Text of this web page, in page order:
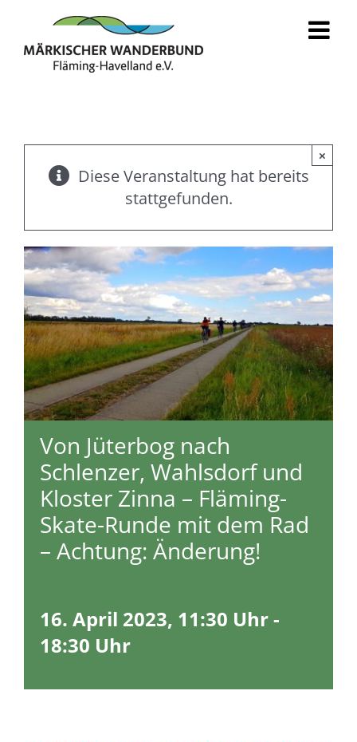
springen
×
Diese Veranstaltung hat bereits
stattgefunden.
Von Jüterbog nach
Schlenzer, Wahlsdorf und
Kloster Zinna – Fläming-
Skate-Runde mit dem Rad
– Achtung: Änderung!
16. April 2023, 11:30 Uhr-
18:30 Uhr